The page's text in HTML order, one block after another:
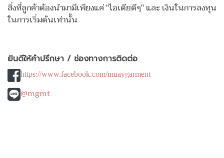
สิ่งที่ลูกค้าต้องนำมามีเพียงแค่ "ไอเดียดีๆ" และ เงินในการลงทุน
ในการเริ่มต้นเท่านั้น
ยินดีให้คำปรึกษา / ช่องทางการติดต่อ
https://www.facebook.com/muaygarment
@mgmt